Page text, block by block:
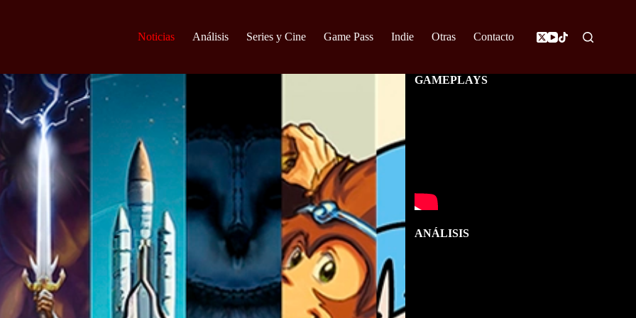
Noticias Análisis Series y Cine Game Pass Indie Otras Contacto
GAMEPLAYS
ANÁLISIS